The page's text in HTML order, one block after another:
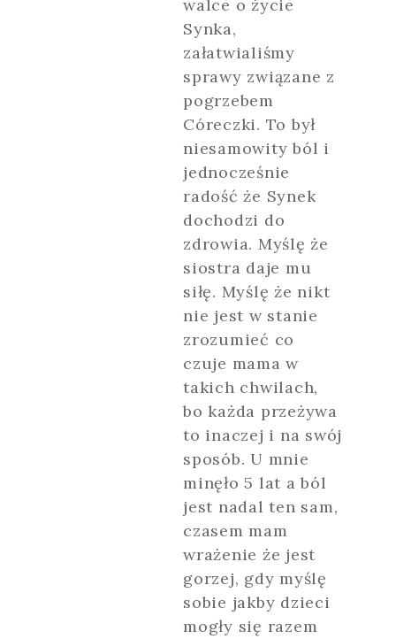
walce o życie
Synka,
załatwialiśmy
sprawy związane z
pogrzebem
Córeczki. To był
niesamowity ból i
jednocześnie
radość że Synek
dochodzi do
zdrowia. Myślę że
siostra daje mu
siłę. Myślę że nikt
nie jest w stanie
zrozumieć co
czuje mama w
takich chwilach,
bo każda przeżywa
to inaczej i na swój
sposób. U mnie
minęło 5 lat a ból
jest nadal ten sam,
czasem mam
wrażenie że jest
gorzej, gdy myślę
sobie jakby dzieci
mogły się razem